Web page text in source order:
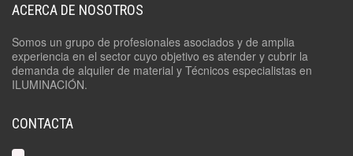
ACERCA DE NOSOTROS
Somos un grupo de profesionales asociados y de amplia
experiencia en el sector cuyo objetivo es atender y cubrir la
demanda de alquiler de material y Técnicos especialistas en
ILUMINACIÓN.
CONTACTA